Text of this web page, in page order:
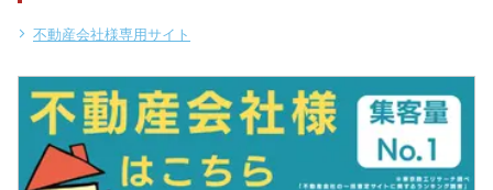
不動産会社様専用サイト